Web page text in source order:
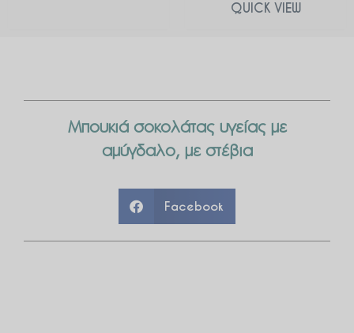
QUICK VIEW
Μπουκιά σοκολάτας υγείας με
αμύγδαλο, με στέβια
Facebook